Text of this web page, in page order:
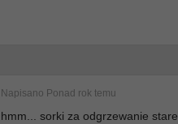
Napisano Ponad rok temu
hmm... sorki za odgrzewanie